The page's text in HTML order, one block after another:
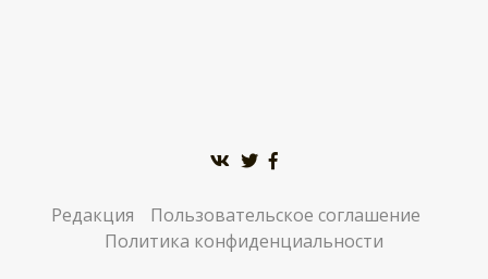
Редакция
Пользовательское соглашение
Политика конфиденциальности